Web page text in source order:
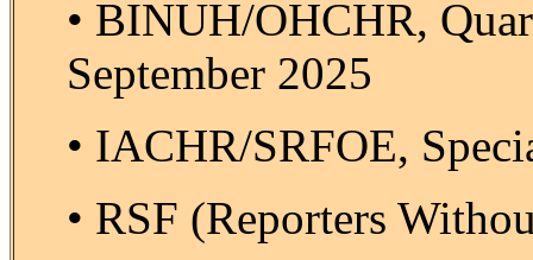
• BINUH/OHCHR,
September 2025
• IACHR/SRFOE,
• RSF (Reporters